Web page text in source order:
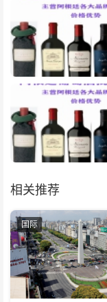
相关推荐
国际